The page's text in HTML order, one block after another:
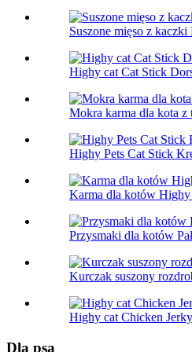
Suszone mięso z
Highy cat Cat Stick
Mokra karma dla kota z
Highy Pets Cat Stick
Karma dla kotów
Przysmaki dla kotów
Kurczak suszony
Highy cat Chicken
Dla psa